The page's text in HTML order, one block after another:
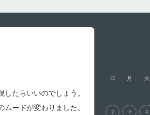
たらいいのでしょう。
ードが変わりました。
日 月 火
2 3 4